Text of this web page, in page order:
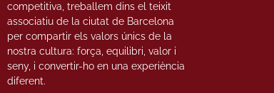
competitiva, treballem dins el teixit
associatiu de la ciutat de Barcelona
per compartir els valors únics de la
nostra cultura: força, equilibri, valor i
seny, i convertir-ho en una experiència
diferent.